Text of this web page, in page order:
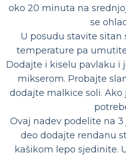
oko 20 minuta na
se
U posudu stavite sitan
temperature pa
Dodajte i kiselu pavlaku i
mikserom. Probajte
dodajte malkice soli. Ako
Ovaj nadev podelite na
deo dodajte rendanu
kašikom lepo sjedinite.